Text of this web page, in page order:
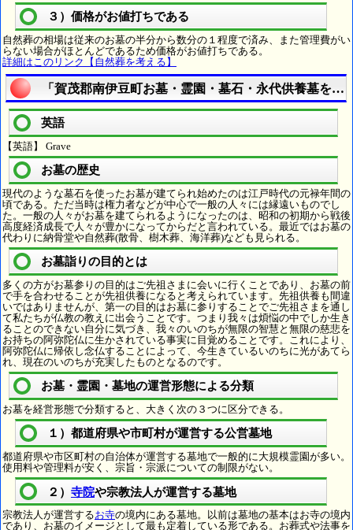
３）価格がお値打ちである
自然葬の相場は従来のお墓の半分から数分の１程度で済み、また管理費がい
らない場合がほとんどであるため価格がお値打ちである。
詳細はこのリンク【自然葬を考える】
「賀茂郡南伊豆町お墓・霊園・墓石・永代供養墓を考
英語
【英語】 Grave
お墓の歴史
現代のような墓石を使ったお墓が建てられ始めたのは江戸時代の元禄年間の
頃である。ただ当時は権力者などが中心で一般の人々には縁遠いものでし
た。一般の人々がお墓を建てられるようになったのは、昭和の初期から戦後
高度経済成長で人々が豊かになってからだと言われている。最近ではお墓の
代わりに納骨堂や自然葬(散骨、樹木葬、海洋葬)なども見られる。
お墓詣りの目的とは
多くの方がお墓参りの目的はご先祖さまに会いに行くことであり、お墓の前
で手を合わせることが先祖供養になると考えられています。先祖供養も間違
いではありませんが、第一の目的はお墓に参りすることでご先祖さまを通し
て私たちが仏教の教えに出会うことです。つまり我々は煩悩の中でしか生き
ることのできない自分に気づき、我々のいのちが無限の智慧と無限の慈悲を
お持ちの阿弥陀仏に生かされている事実に目覚めることです。これにより、
阿弥陀仏に帰依し念仏することによって、今生きているいのちに光があてら
れ、現在のいのちが充実したものとなるのです。
お墓・霊園・墓地の運営形態による分類
お墓を経営形態で分類すると、大きく次の３つに区分できる。
１）都道府県や市町村が運営する公営墓地
都道府県や市区町村の自治体が運営する墓地で一般的に大規模霊園が多い。
使用料や管理料が安く、宗旨・宗派についての制限がない。
２） 寺院や宗教法人が運営する墓地
宗教法人が運営するお寺の境内にある墓地。以前は墓地の基本はお寺の境内
であり、お墓のイメージとして最も定着している形である。お葬式や法事を